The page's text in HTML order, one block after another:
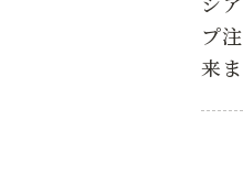
プ
来